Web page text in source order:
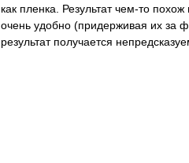
как пленка. Результат чем-то
очень удобно (придерживая их за
результат получается